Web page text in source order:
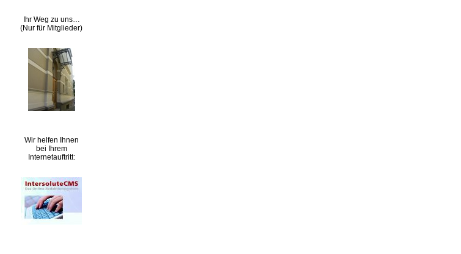
Ihr Weg zu uns…
(Nur für Mitglieder)
Wir helfen Ihnen
bei Ihrem
Internetauftritt: